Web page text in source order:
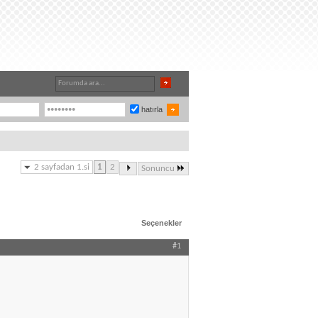
hatırla
2 sayfadan 1.si 1 2 Sonuncu
Seçenekler
#1